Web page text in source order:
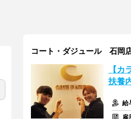
コート・ダジュール 石岡
【
扶養
給
雇